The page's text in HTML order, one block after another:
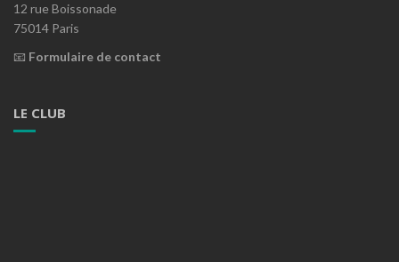
12 rue Boissonade
75014 Paris
📧 Formulaire de contact
LE CLUB